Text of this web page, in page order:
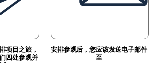
项目之旅，
四处参观并
安排参观后，您应该发送电子邮件
至